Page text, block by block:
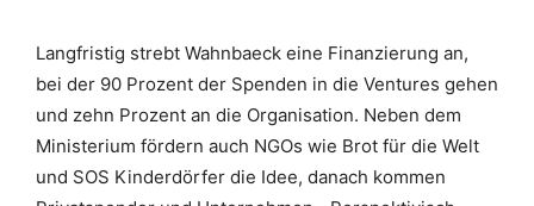
Langfristig strebt Wahnbaeck eine Finanzierung an,
bei der 90 Prozent der Spenden in die Ventures gehen
und zehn Prozent an die Organisation. Neben dem
Ministerium fördern auch NGOs wie Brot für die Welt
und SOS Kinderdörfer die Idee, danach kommen